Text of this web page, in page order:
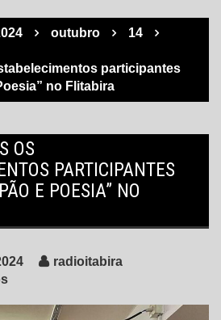
outubro
14
participantes
no Flitabira
OS
PARTICIPANTES
E POESIA” NO
radioitabira